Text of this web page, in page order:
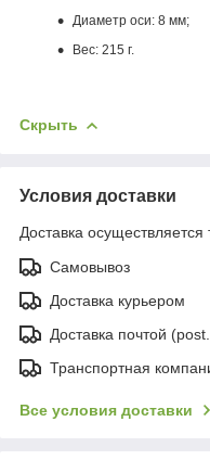
Диаметр оси: 8 мм;
Вес: 215 г.
Скрыть
Условия доставки
Доставка осуществляется
Самовывоз
Доставка курьером
Доставка почтой
Транспортная
Все условия доставки